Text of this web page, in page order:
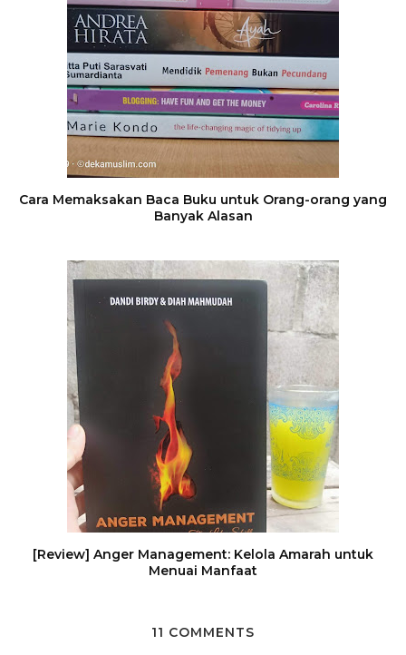
Cara Memaksakan Baca Buku untuk Orang-orang yang
Banyak Alasan
[Review] Anger Management: Kelola Amarah untuk
Menuai Manfaat
11 COMMENTS